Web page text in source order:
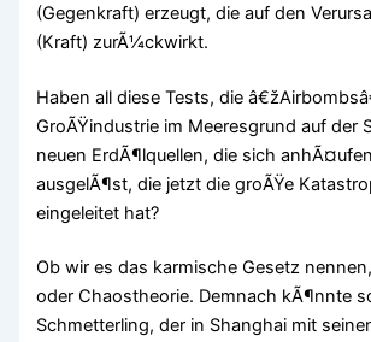
(Gegenkraft) erzeugt, die auf den
(Kraft) zurÃ¼ckwirkt.
Haben all diese Tests, die
GroÃŸindustrie im Meeresgrund auf der
neuen ErdÃ¶lquellen, die sich
ausgelÃ¶st, die jetzt die groÃŸe
eingeleitet hat?
Ob wir es das karmische Gesetz
oder Chaostheorie. Demnach kÃ¶nnte
Schmetterling, der in Shanghai mit